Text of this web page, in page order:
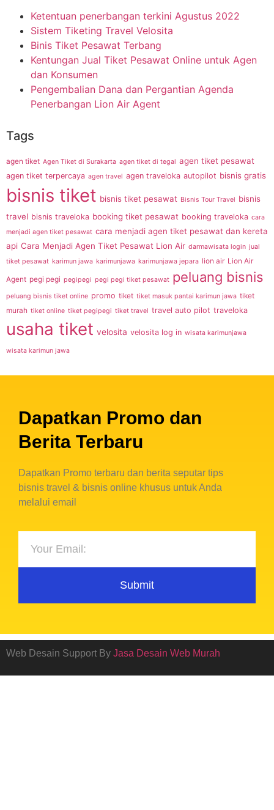
Ketentuan penerbangan terkini Agustus 2022
Sistem Tiketing Travel Velosita
Binis Tiket Pesawat Terbang
Kentungan Jual Tiket Pesawat Online untuk Agen
dan Konsumen
Pengembalian Dana dan Pergantian Agenda
Penerbangan Lion Air Agent
Tags
agen tiket Agen Tiket di Surakarta agen tiket di tegal agen tiket pesawat
agen tiket terpercaya agen travel agen traveloka autopilot bisnis gratis
bisnis tiket bisnis tiket pesawat Bisnis Tour Travel bisnis
travel bisnis traveloka booking tiket pesawat booking traveloka cara
menjadi agen tiket pesawat cara menjadi agen tiket pesawat dan kereta
api Cara Menjadi Agen Tiket Pesawat Lion Air darmawisata login jual
tiket pesawat karimun jawa karimunjawa karimunjawa jepara lion air Lion Air
Agent pegi pegi pegipegi pegi pegi tiket pesawat peluang bisnis
peluang bisnis tiket online promo tiket tiket masuk pantai karimun jawa tiket
murah tiket online tiket pegipegi tiket travel travel auto pilot traveloka
usaha tiket velosita velosita log in wisata karimunjawa
wisata karimun jawa
Dapatkan Promo dan
Berita Terbaru
Dapatkan Promo terbaru dan berita seputar tips
bisnis travel & bisnis online khusus untuk Anda
melalui email
Submit
Web Desain Support By Jasa Desain Web Murah